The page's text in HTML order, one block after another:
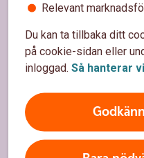
Relevant
Du kan ta tillbaka ditt
på cookie-sidan eller
inloggad. Så hanterar vi
Spärrhjälp
Mobilt BankID
Priser, räntor och kurser
Bli kund
Om oss